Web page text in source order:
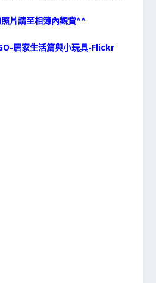
片請至相簿內觀賞^^
居家生活篇與小玩具-Flickr